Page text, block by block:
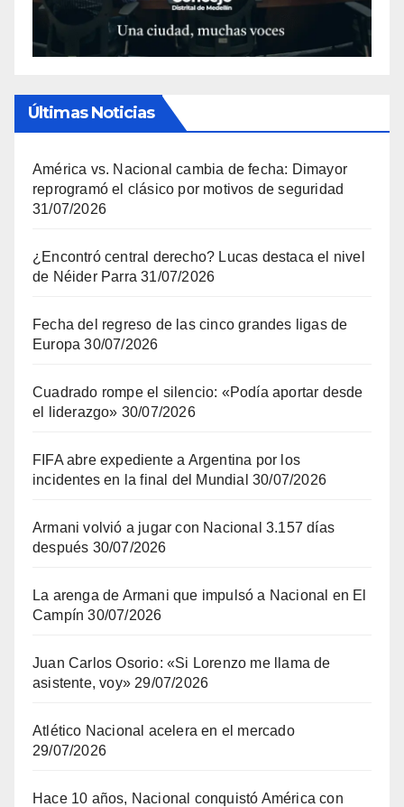
Últimas Noticias
América vs. Nacional cambia de fecha: Dimayor
reprogramó el clásico por motivos de seguridad
31/07/2026
¿Encontró central derecho? Lucas destaca el nivel
de Néider Parra 31/07/2026
Fecha del regreso de las cinco grandes ligas de
Europa 30/07/2026
Cuadrado rompe el silencio: «Podía aportar desde
el liderazgo» 30/07/2026
FIFA abre expediente a Argentina por los
incidentes en la final del Mundial 30/07/2026
Armani volvió a jugar con Nacional 3.157 días
después 30/07/2026
La arenga de Armani que impulsó a Nacional en El
Campín 30/07/2026
Juan Carlos Osorio: «Si Lorenzo me llama de
asistente, voy» 29/07/2026
Atlético Nacional acelera en el mercado
29/07/2026
Hace 10 años, Nacional conquistó América con